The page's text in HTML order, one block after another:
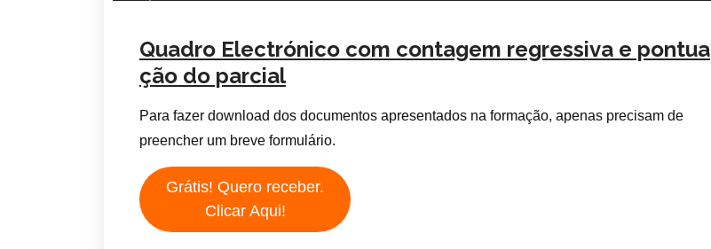
Quadro Electrónico com contagem regressiva e pontua
ção do parcial
Para fazer download dos documentos apresentados na formação, apenas precisam de
preencher um breve formulário.
Grátis! Quero receber.
Clicar Aqui!